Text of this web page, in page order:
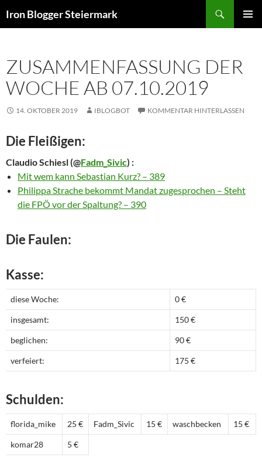
Inhalt
Iron Blogger Steiermark
ZUSAMMENFASSUNG DER
WOCHE AB 07.10.2019
14. OKTOBER 2019 IBLOGBOT KOMMENTAR HINTERLASSEN
Die Fleißigen:
Claudio Schiesl(@Fadm_Sivic) :
Mit wem kann Sebastian Kurz? – 389
Philippa Strache bekommt Mandat zugesprochen – Steht
die FPÖ vor der Spaltung? – 390
Die Faulen:
Kasse:
diese Woche: 0 €
insgesamt: 150 €
beglichen: 90 €
verfeiert: 175 €
Schulden:
florida_mike 25 € Fadm_Sivic 15 € waschbecken 15 €
komar28 5 €